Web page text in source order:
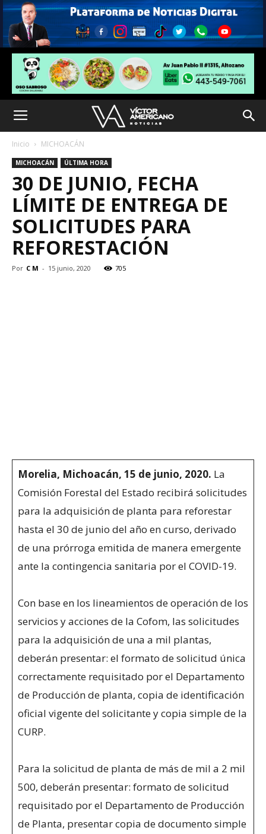
Inicio MICHOACÁN
MICHOACÁN ÚLTIMA HORA
30 DE JUNIO, FECHA
LÍMITE DE ENTREGA DE
SOLICITUDES PARA
REFORESTACIÓN
Por C M - 15 junio, 2020 705
Morelia, Michoacán, 15 de junio, 2020. La
Comisión Forestal del Estado recibirá solicitudes
para la adquisición de planta para reforestar
hasta el 30 de junio del año en curso, derivado
de una prórroga emitida de manera emergente
ante la contingencia sanitaria por el COVID-19.
Con base en los lineamientos de operación de los
servicios y acciones de la Cofom, las solicitudes
para la adquisición de una a mil plantas,
deberán presentar: el formato de solicitud única
correctamente requisitado por el Departamento
de Producción de planta, copia de identificación
oficial vigente del solicitante y copia simple de la
CURP.
Para la solicitud de planta de más de mil a 2 mil
500, deberán presentar: formato de solicitud
requisitado por el Departamento de Producción
de Planta, presentar copia de documento simple